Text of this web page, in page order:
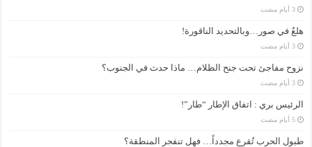
‏3 أيام مضت
هلعٌ في صور…وبالتحديد الناقورة!
‏3 أيام مضت
نزوح مفاجئ تحت جنح الظلام… ماذا حدث في الجنوب؟
‏3 أيام مضت
الرئيس بري : اتفاق الإطار “طار”!
‏5 أيام مضت
طبول الحرب تُقرع مجدداً… فهل تنفجر المنطقة؟